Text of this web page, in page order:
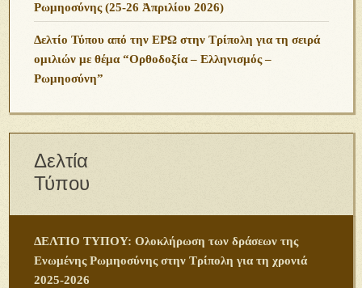
Ρωμηοσύνης (25-26 Ἀπριλίου 2026)
Δελτίο Τύπου από την ΕΡΩ στην Τρίπολη για τη σειρά
ομιλιών με θέμα “Ορθοδοξία – Ελληνισμός –
Ρωμηοσύνη”
Δελτία
Τύπου
ΔΕΛΤΙΟ ΤΥΠΟΥ: Ολοκλήρωση των δράσεων της
Ενωμένης Ρωμηοσύνης στην Τρίπολη για τη χρονιά
2025-2026